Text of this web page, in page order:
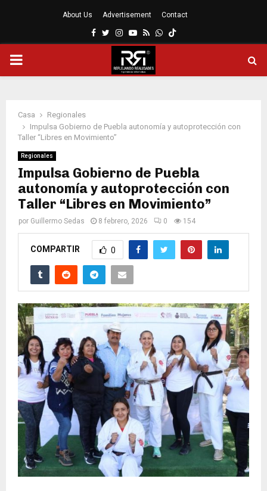
About Us Advertisement Contact
Facebook
Twitter
Instagram
Youtube
RssWhatsapp
MENÚ
Casa
Regionales
Impulsa Gobierno de Puebla autonomía y autoprotección con
Taller “Libres en Movimiento”
Regionales
Impulsa Gobierno de Puebla
autonomía y autoprotección con
Taller “Libres en Movimiento”
por Guillermo Sedas 8 febrero, 2026 0 154
COMPARTIR 0